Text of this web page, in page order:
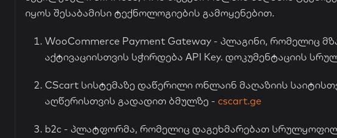
იყოს შესაბამისი ტექნოლოგიების გამოყენებით.
WooCommerce Payment Gateway - პლაგინი, რომელიც
აქტივაციისთვის სჭირდება API Key. დოკუმენტაციის
CScart სისტემაზე დაწერილი ონლაინ მაღაზიის
აღწერისთვის გადადით ბმულზე - cscart.ge
b2c - პლატფორმა, რომელიც დაგეხმარებათ